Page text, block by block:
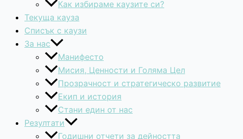
Как избираме каузите си?
Текуща кауза
Списък с каузи
За нас
Манифесто
Мисия, Ценности и Голяма Цел
Прозрачност и стратегическо развитие
Екип и история
Стани един от нас
Резултати
Годишни отчети за дейността